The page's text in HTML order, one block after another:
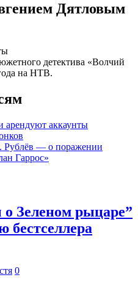
Дятловым
детектива «Волчий
на НТВ.
аккаунты
Рублёв — о поражении
Гаррос»
Зеленом рыцаре”
бестселлера
0